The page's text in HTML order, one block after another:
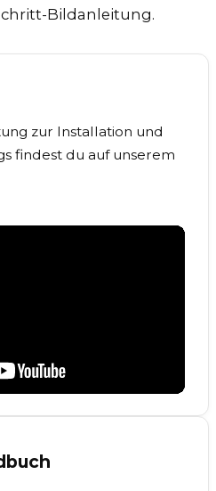
Bildanleitung.
zur Installation und
findest du auf unserem